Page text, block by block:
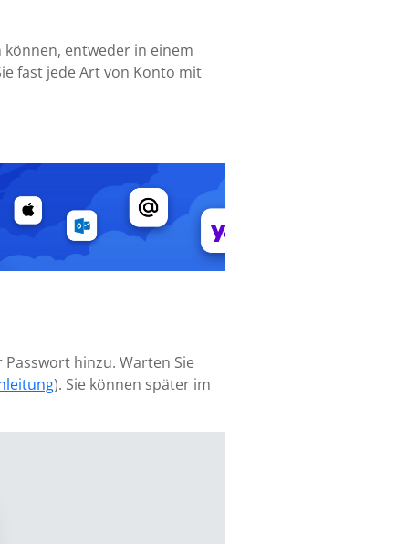
entweder in einem
fast jede Art von Konto mit
hinzu. Warten Sie
). Sie können später im